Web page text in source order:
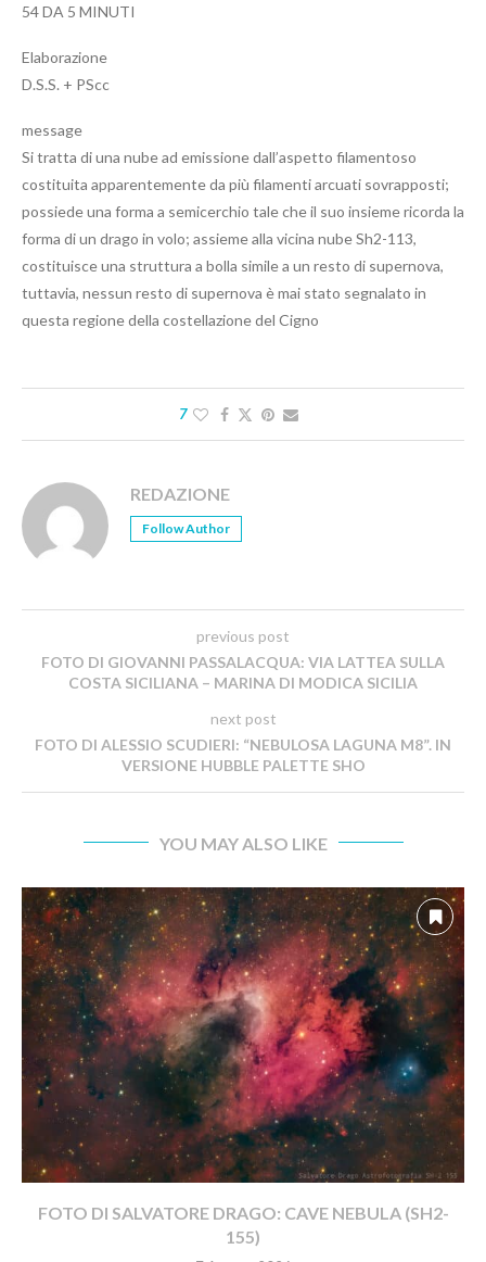
54 DA 5 MINUTI
Elaborazione
D.S.S. + PScc
message
Si tratta di una nube ad emissione dall’aspetto filamentoso
costituita apparentemente da più filamenti arcuati sovrapposti;
possiede una forma a semicerchio tale che il suo insieme ricorda la
forma di un drago in volo; assieme alla vicina nube Sh2-113,
costituisce una struttura a bolla simile a un resto di supernova,
tuttavia, nessun resto di supernova è mai stato segnalato in
questa regione della costellazione del Cigno
7
REDAZIONE
Follow Author
previous post
FOTO DI GIOVANNI PASSALACQUA: VIA LATTEA SULLA
COSTA SICILIANA – MARINA DI MODICA SICILIA
next post
FOTO DI ALESSIO SCUDIERI: “NEBULOSA LAGUNA M8”. IN
VERSIONE HUBBLE PALETTE SHO
YOU MAY ALSO LIKE
FOTO DI SALVATORE DRAGO: CAVE NEBULA (SH2-
155)